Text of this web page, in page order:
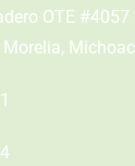
OTE